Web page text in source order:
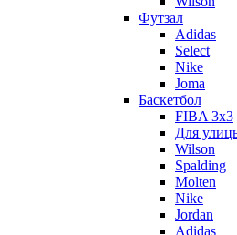
Футзал
Adidas
Select
Nike
Joma
Баскетбол
FIBA 3x3
Для
Wilson
Spalding
Molten
Nike
Jordan
Adidas